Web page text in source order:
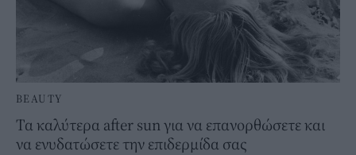
BEAUTY
Τα καλύτερα after sun για να επανορθώσετε και
να ενυδατώσετε την επιδερμίδα σας